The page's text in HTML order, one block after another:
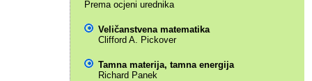
Prema ocjeni urednika
Veličanstvena matematika
Clifford A. Pickover
Tamna materija, tamna energija
Richard Panek